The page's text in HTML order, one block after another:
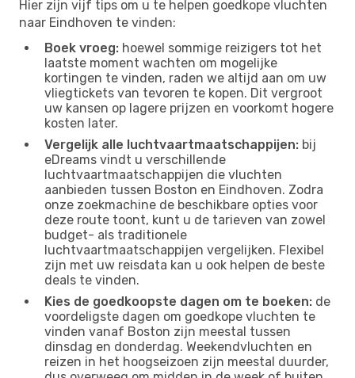
Hier zijn vijf tips om u te helpen goedkope vluchten
naar Eindhoven te vinden:
Boek vroeg: hoewel sommige reizigers tot het
laatste moment wachten om mogelijke
kortingen te vinden, raden we altijd aan om uw
vliegtickets van tevoren te kopen. Dit vergroot
uw kansen op lagere prijzen en voorkomt hogere
kosten later.
Vergelijk alle luchtvaartmaatschappijen: bij
eDreams vindt u verschillende
luchtvaartmaatschappijen die vluchten
aanbieden tussen Boston en Eindhoven. Zodra
onze zoekmachine de beschikbare opties voor
deze route toont, kunt u de tarieven van zowel
budget- als traditionele
luchtvaartmaatschappijen vergelijken. Flexibel
zijn met uw reisdata kan u ook helpen de beste
deals te vinden.
Kies de goedkoopste dagen om te boeken: de
voordeligste dagen om goedkope vluchten te
vinden vanaf Boston zijn meestal tussen
dinsdag en donderdag. Weekendvluchten en
reizen in het hoogseizoen zijn meestal duurder,